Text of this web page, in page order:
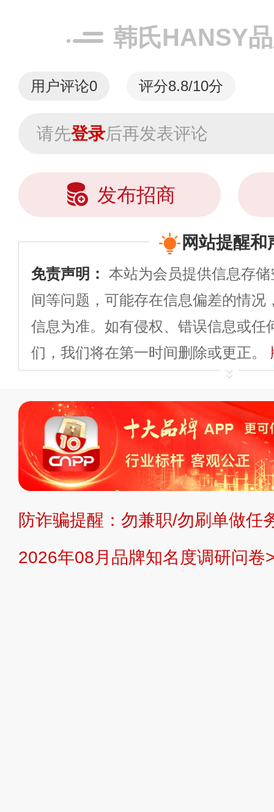
场，02年品牌影
韩氏HANSY
用户评论0 评分8.8/10分
请先登录后再发表评论
发布招商
网站提醒和
免责声明： 本站为会员提供信息存
间等问题，可能存在信息偏差的情况
信息为准。如有侵权、错误信息或任
们，我们将在第一时间删除或更正。
平台自有内容（文字
标、LOGO 等）知识产权归本站所
复制、转载、商用。本站不生产产
不代理、不招商、不提供中介服务。
持投资购买的观点或意见，页面信息
提交说明： 快速提交发布>> 提交品
防诈骗提醒：勿兼职/勿刷单做任
2026年08月品牌知名度调研问卷